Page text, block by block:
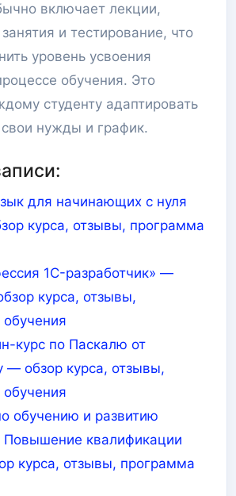
включает лекции,
и тестирование, что
уровень усвоения
обучения. Это
студенту адаптировать
нужды и график.
для начинающих с нуля
курса, отзывы, программа
1C-разработчик» —
курса, отзывы,
курс по Паскалю от
— обзор курса, отзывы,
обучению и развитию
Повышение квалификации
курса, отзывы, программа